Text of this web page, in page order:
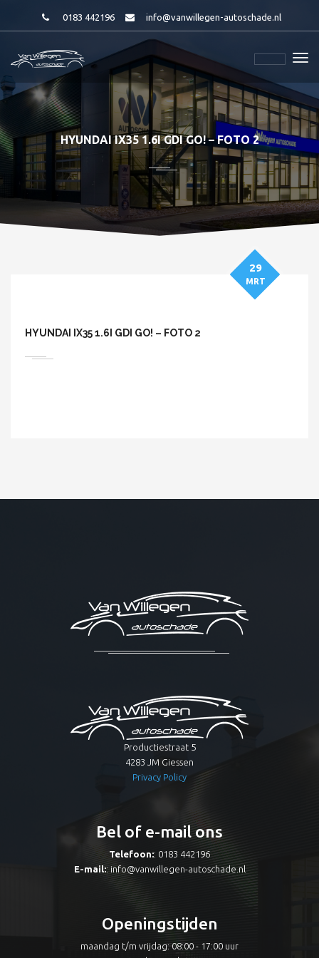
0183 442196 info@vanwillegen-autoschade.nl
HYUNDAI IX35 1.6I GDI GO! – FOTO 2
HYUNDAI IX35 1.6I GDI GO! – FOTO 2
29
MRT
Productiestraat 5
4283 JM Giessen
Privacy Policy
Bel of e-mail ons
Telefoon:: 0183 442196
E-mail:: info@vanwillegen-autoschade.nl
Openingstijden
maandag t/m vrijdag: 08:00 - 17:00 uur